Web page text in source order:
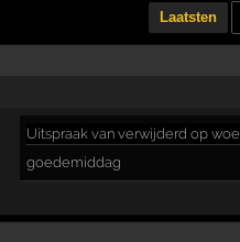
Laatsten
Uitspraak van verwijderd op
goedemiddag